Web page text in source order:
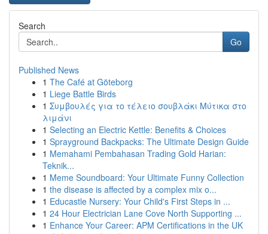
Search
Go
Published News
1 The Café at Göteborg
1 Liege Battle Birds
1 Συμβουλές για το τέλειο σουβλάκι Μύτικα στο
λιμάνι
1 Selecting an Electric Kettle: Benefits & Choices
1 Sprayground Backpacks: The Ultimate Design Guide
1 Memahami Pembahasan Trading Gold Harian:
Teknik...
1 Meme Soundboard: Your Ultimate Funny Collection
1 the disease is affected by a complex mix o...
1 Educastle Nursery: Your Child's First Steps in ...
1 24 Hour Electrician Lane Cove North Supporting ...
1 Enhance Your Career: APM Certifications in the UK